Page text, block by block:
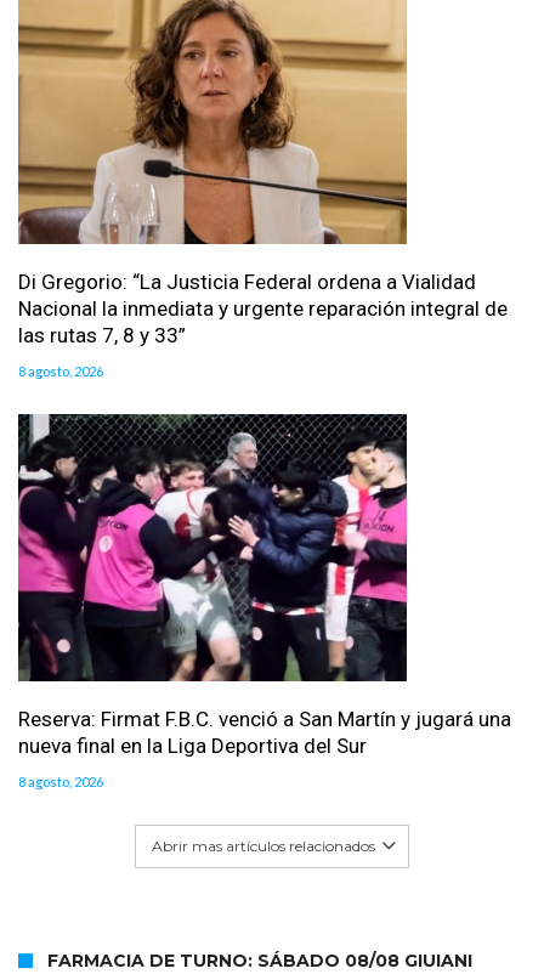
Di Gregorio: “La Justicia Federal ordena a Vialidad
Nacional la inmediata y urgente reparación integral de
las rutas 7, 8 y 33”
8 agosto, 2026
Reserva: Firmat F.B.C. venció a San Martín y jugará una
nueva final en la Liga Deportiva del Sur
8 agosto, 2026
Abrir mas artículos relacionados
FARMACIA DE TURNO: SÁBADO 08/08 GIUIANI